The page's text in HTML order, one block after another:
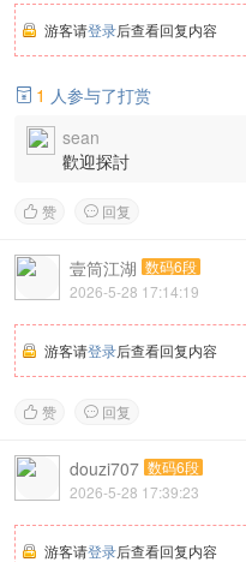
游客请登录后查看回复内容
 1 人参与了打赏
sean
歡迎探討
 赞  回复
壹筒江湖 数码6段
2026-5-28 17:14:19
游客请登录后查看回复内容
 赞  回复
douzi707 数码6段
2026-5-28 17:39:23
游客请登录后查看回复内容